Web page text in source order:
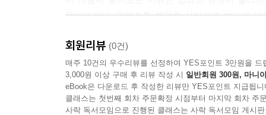
무너뜨린다. 피해자를 불안한 사람으로 보이게
『셜록 홈스와 검은 드론』은 추리소설의 긴장
사람을 이해하는 도구가 아니라 통제하는 도구
그것은 사람을 내려다보고, 분류하고, 계산하고,
회원리뷰 (0건)
매주 10건의 우수리뷰를 선정하여 YES포인트 3만원을 드
3,000원 이상 구매 후 리뷰 작성 시 일반회원 300원, 마니
eBook은 다운로드 후 작성한 리뷰만 YES포인트 지급됩니
클래스는 첫번째 회차 주문확정 시점부터 마지막 회차 주
사락 독서모임으로 진행된 클래스는 사락 독서모임 게시